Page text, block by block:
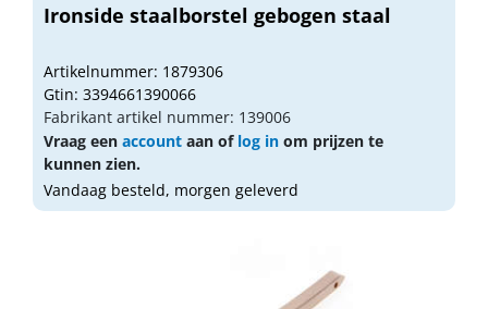
Ironside staalborstel gebogen staal
Artikelnummer: 1879306
Gtin: 3394661390066
Fabrikant artikel nummer: 139006
Vraag een account aan of log in om prijzen te
kunnen zien.
Vandaag besteld, morgen geleverd